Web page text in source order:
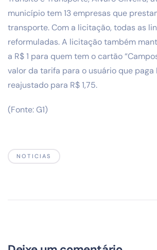
município tem 13 empresas que
transporte. Com a licitação, todas as
reformuladas. A licitação também
a R$ 1 para quem tem o cartão
valor da tarifa para o usuário que paga
reajustado para R$ 1,75.
(Fonte: G1)
NOTICIAS